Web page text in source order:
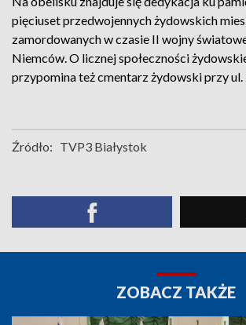
pięciuset przedwojennych żydowskich
zamordowanych w czasie II wojny
Niemców. O licznej społeczności
przypomina też cmentarz żydowski przy ul.
Źródło: TVP3 Białystok
ZOBACZ TAKŻE